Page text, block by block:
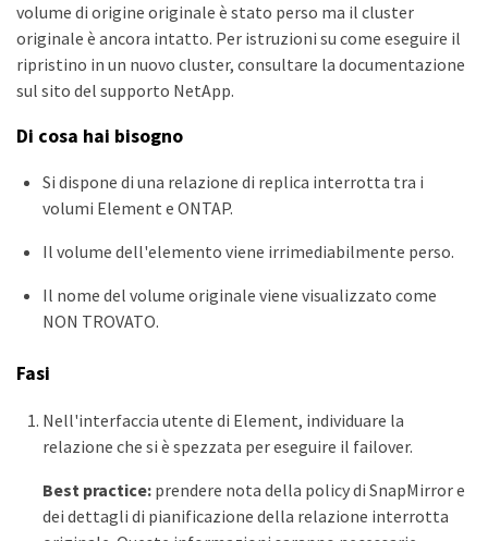
volume di origine originale è stato perso ma il cluster
originale è ancora intatto. Per istruzioni su come eseguire il
ripristino in un nuovo cluster, consultare la documentazione
sul sito del supporto NetApp.
Di cosa hai bisogno
Si dispone di una relazione di replica interrotta tra i
volumi Element e ONTAP.
Il volume dell'elemento viene irrimediabilmente perso.
Il nome del volume originale viene visualizzato come
NON TROVATO.
Fasi
Nell'interfaccia utente di Element, individuare la
relazione che si è spezzata per eseguire il failover.
Best practice:prendere nota della policy di SnapMirror e
dei dettagli di pianificazione della relazione interrotta